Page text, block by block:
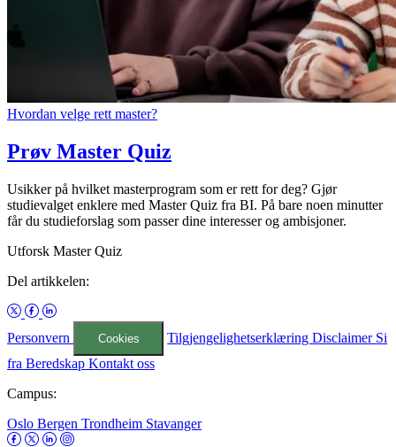
Hvordan velge rett master?
Prøv Master Quiz
Usikker på hvilket masterprogram som er rett for deg? Gjør
studievalget enklere med Master Quiz fra BI. På bare noen minutter
får du studieforslag som passer dine interesser og ambisjoner.
Utforsk Master Quiz
Del artikkelen:
Personvern Cookies TilgjengelighetserklæringDisclaimer Si
fra Beredskap Kontakt oss
Campus:
Oslo Bergen Trondheim Stavanger